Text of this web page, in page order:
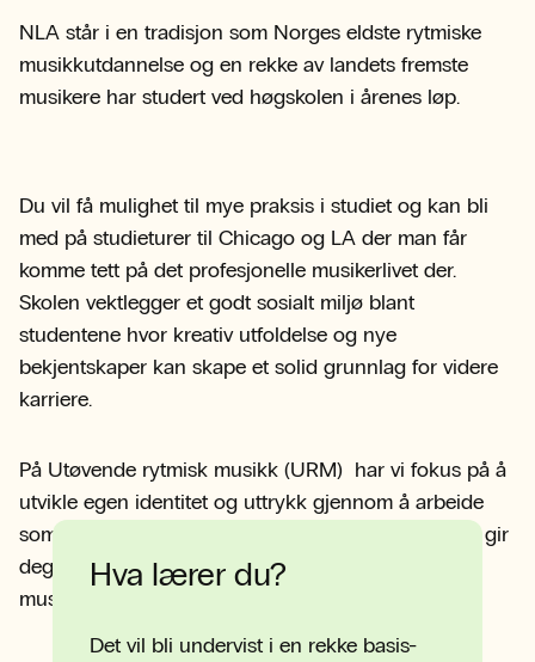
NLA står i en tradisjon som Norges eldste rytmiske
musikkutdannelse og en rekke av landets fremste
musikere har studert ved høgskolen i årenes løp.
Du vil få mulighet til mye praksis i studiet og kan bli
med på studieturer til Chicago og LA der man får
komme tett på det profesjonelle musikerlivet der.
Skolen vektlegger et godt sosialt miljø blant
studentene hvor kreativ utfoldelse og nye
bekjentskaper kan skape et solid grunnlag for videre
karriere.
På Utøvende rytmisk musikk (URM) har vi fokus på å
utvikle egen identitet og uttrykk gjennom å arbeide
som musiker, produsent, låtskriver og artist. Studiet gir
deg gode verktøy for å jobbe videre som utøvende
musiker.
Hva lærer du?
Det vil bli undervist i en rekke basis-